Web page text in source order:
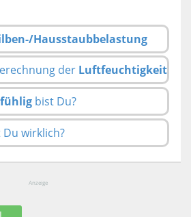
Hausstaubbelastung
der Luftfeuchtigkeit
bist Du?
wirklich?
Anzeige